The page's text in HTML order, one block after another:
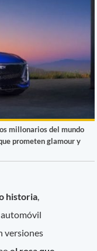
millonarios del mundo
prometen glamour y
historia
automóvil
versiones